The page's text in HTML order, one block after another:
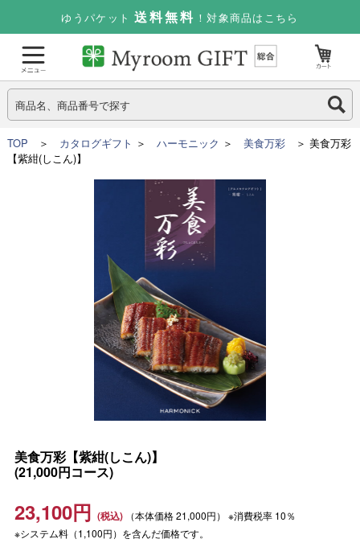
ゆうパケット 送料無料 ！対象商品はこちら
TOP ＞ カタログギフト ＞ ハーモニック ＞ 美食万彩＞ 美食万彩
【紫紺(しこん)】
美食万彩【紫紺(しこん)】
(21,000円コース)
23,100円 （本体価格21,000円） ※消費税率 10％
※システム料（1,100円）を含んだ価格です。